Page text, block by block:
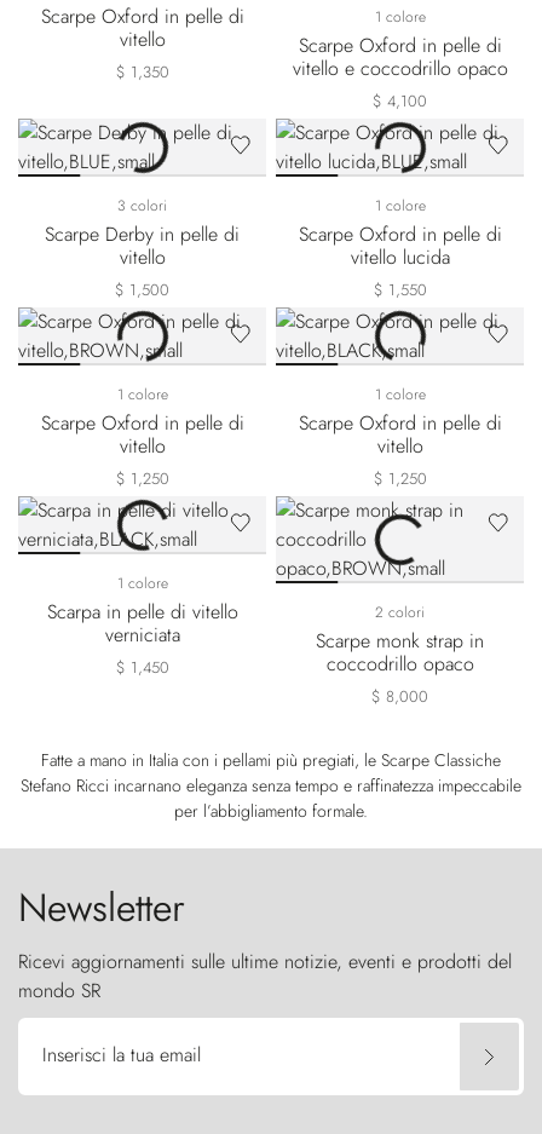
Scarpe Oxford in pelle di
vitello
$ 1,350
1 colore
Scarpe Oxford in pelle di
vitello e coccodrillo opaco
$ 4,100
3 colori
Scarpe Derby in pelle di
vitello
$ 1,500
1 colore
Scarpe Oxford in pelle di
vitello lucida
$ 1,550
1 colore
Scarpe Oxford in pelle di
vitello
$ 1,250
1 colore
Scarpe Oxford in pelle di
vitello
$ 1,250
1 colore
Scarpa in pelle di vitello
verniciata
$ 1,450
2 colori
Scarpe monk strap in
coccodrillo opaco
$ 8,000
Fatte a mano in Italia con i pellami più pregiati, le Scarpe Classiche
Stefano Ricci incarnano eleganza senza tempo e raffinatezza impeccabile
per l’abbigliamento formale.
Newsletter
Ricevi aggiornamenti sulle ultime notizie, eventi e prodotti del
mondo SR
Inserisci la tua email